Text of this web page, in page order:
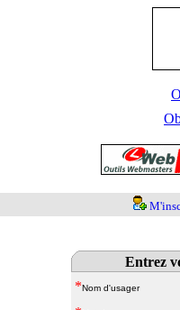
Entrez
*Nom d'usager